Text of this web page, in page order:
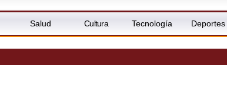
Salud Cultura Tecnología Deportes